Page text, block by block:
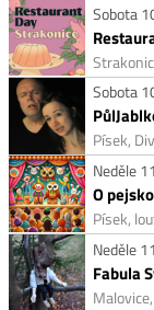
Sobota
Sobota
Písek,
Neděle
O
Písek,
Neděle
Fabula